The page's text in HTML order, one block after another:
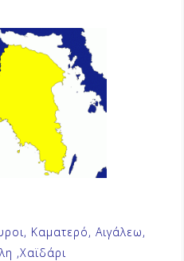
Καματερό, Αιγάλεω,
,Χαϊδάρι